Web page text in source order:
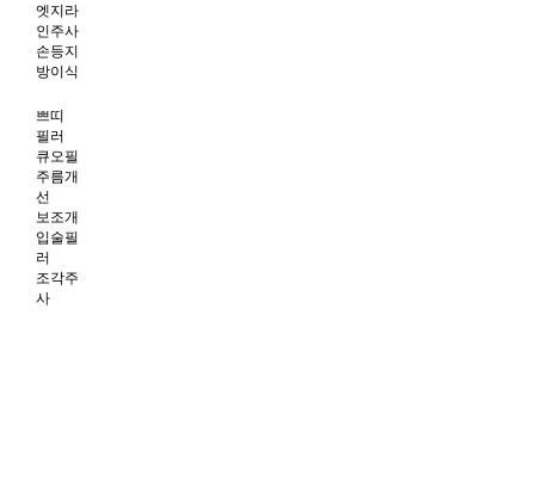
엣지라
인주사
손등지
방이식
쁘띠
필러
큐오필
주름개
선
보조개
입술필
러
조각주
사